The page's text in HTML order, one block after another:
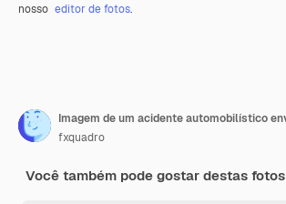
nosso editor de fotos.
fxquadro
Você também pode gostar destas fotos